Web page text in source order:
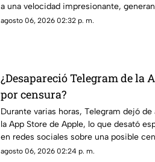
a una velocidad impresionante,
enorme cráter.
agosto 06, 2026 02:32 p. m.
¿Desapareció Telegram de la
por censura?
Durante varias horas, Telegram dejó de
la App Store de Apple, lo que desató
en redes sociales sobre una posible
embargo, Pavel Durov, fundador de la
agosto 06, 2026 02:24 p. m.